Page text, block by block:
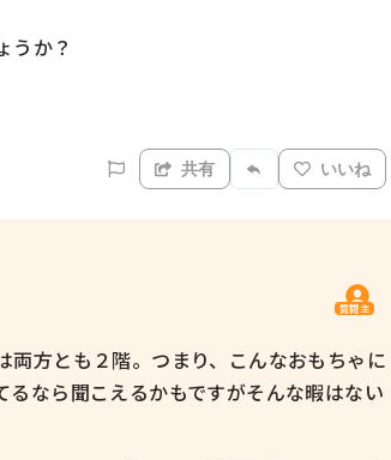
うか？
共有 いいね
質問主
方とも２階。つまり、こんなおもちゃに
なら聞こえるかもですがそんな暇はない